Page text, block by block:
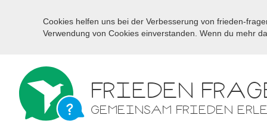
Cookies helfen uns bei der Verbesserung von frieden-
Verwendung von Cookies einverstanden. Wenn du mehr
FRIEDEN
GEMEINSAM FRIEDEN